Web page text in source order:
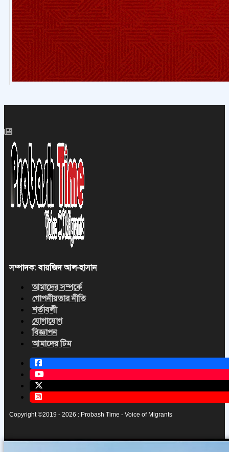
সম্পাদক: বায়জিদ আল-হাসান
আমাদের সম্পর্কে
গোপনীয়তার নীতি
শর্তাবলী
যোগাযোগ
বিজ্ঞাপন
আমাদের টিম
Copyright ©2019 - 2026 : Probash Time - Voice of Migrants